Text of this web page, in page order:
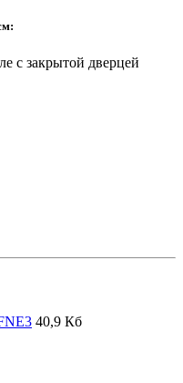
с закрытой дверцей
40,9 Кб